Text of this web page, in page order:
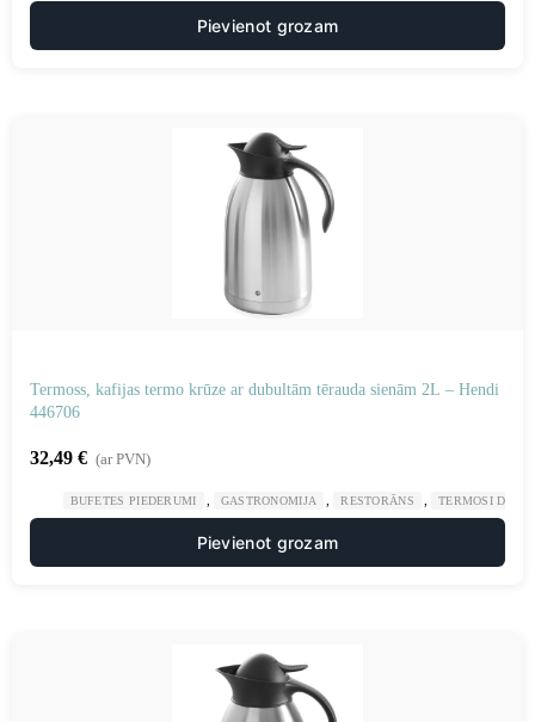
Pievienot grozam
Termoss, kafijas termo krūze ar dubultām tērauda sienām 2L – Hendi
446706
32,49 € (ar PVN)
BUFETES PIEDERUMI GASTRONOMIJA RESTORĀNS TERMOSI
Pievienot grozam